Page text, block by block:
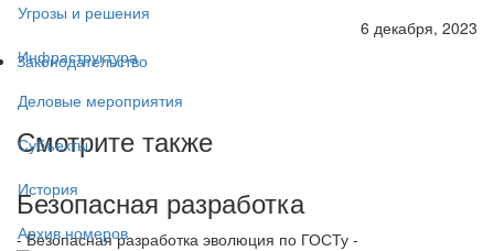
Угрозы и решения
Инфраструктура
Деловые мероприятия
Субъекты
История
Архив номеров
6 декабря, 2023
Законодательство
Смотрите также
Безопасная разработка
- Безопасная разработка эволюция по ГОСТу -